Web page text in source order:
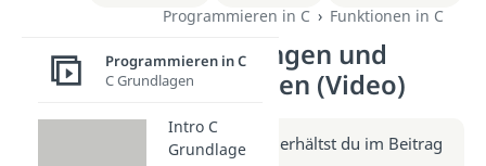
Programmieren in C
Funktionen in C
Bedingungen und
Operatoren (Video)
Weitere Infos erhältst du im Beitrag
Programmieren in C
C Grundlagen
Intro C
Grundlage